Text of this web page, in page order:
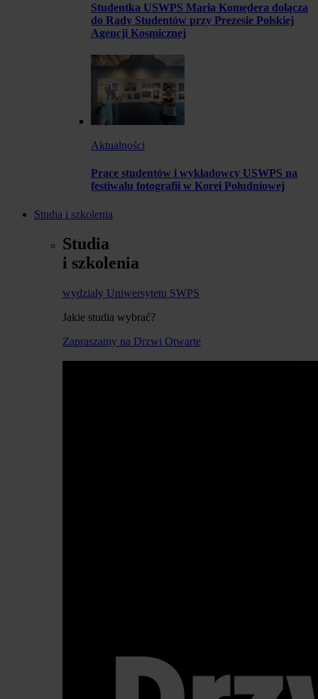
Studentka USWPS Maria Komędera dołącza
do Rady Studentów przy Prezesie Polskiej
Agencji Kosmicznej
Aktualności
Prace studentów i wykładowcy USWPS na
festiwalu fotografii w Korei Południowej
Studia i szkolenia
Studia
i szkolenia
wydziały Uniwersytetu SWPS
Jakie studia wybrać?
Zapraszamy na Drzwi Otwarte